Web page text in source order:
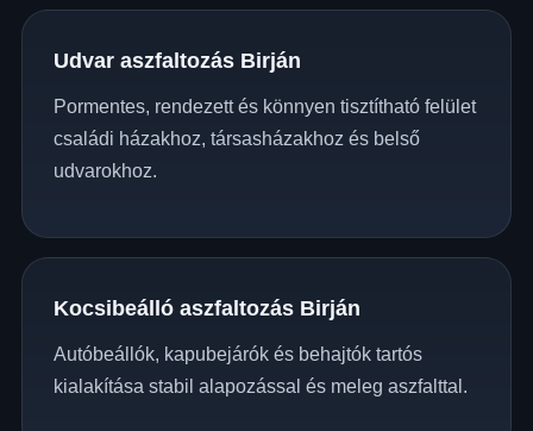
Udvar aszfaltozás Birján
Pormentes, rendezett és könnyen tisztítható felület
családi házakhoz, társasházakhoz és belső
udvarokhoz.
Kocsibeálló aszfaltozás Birján
Autóbeállók, kapubejárók és behajtók tartós
kialakítása stabil alapozással és meleg aszfalttal.